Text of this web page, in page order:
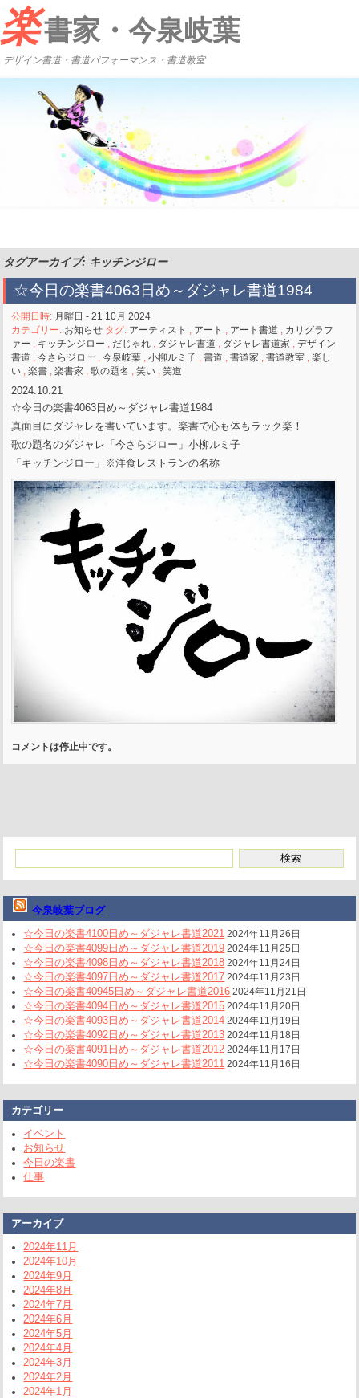
楽書家・今泉岐葉
デザイン書道・書道パフォーマンス・書道教室
タグアーカイブ: キッチンジロー
☆今日の楽書4063日め～ダジャレ書道1984
公開日時: 月曜日 - 21 10月 2024
カテゴリー: お知らせ タグ: アーティスト アート アート書道
カリグラフ
ァー
キッチンジロー だじゃれ ダジャレ書道 ダジャレ書道家 ,デザイン
書道
,今さらジロー ,今泉岐葉 ,小柳ルミ子 ,書道 ,書道家 ,書道教室 ,楽し
い ,楽書 ,楽書家 ,歌の題名 ,笑い ,笑道
2024.10.21
☆今日の楽書4063日め～ダジャレ書道1984
真面目にダジャレを書いています。楽書で心も体もラック楽！
歌の題名のダジャレ「今さらジロー」小柳ルミ子
「キッチンジロー」※洋食レストランの名称
コメントは停止中です。
今泉岐葉ブログ
☆今日の楽書4100日め～ダジャレ書道2021 2024年11月26日
☆今日の楽書4099日め～ダジャレ書道2019 2024年11月25日
☆今日の楽書4098日め～ダジャレ書道2018 2024年11月24日
☆今日の楽書4097日め～ダジャレ書道2017 2024年11月23日
☆今日の楽書40945日め～ダジャレ書道2016 2024年11月21日
☆今日の楽書4094日め～ダジャレ書道2015 2024年11月20日
☆今日の楽書4093日め～ダジャレ書道2014 2024年11月19日
☆今日の楽書4092日め～ダジャレ書道2013 2024年11月18日
☆今日の楽書4091日め～ダジャレ書道2012 2024年11月17日
☆今日の楽書4090日め～ダジャレ書道2011 2024年11月16日
カテゴリー
イベント
お知らせ
今日の楽書
仕事
アーカイブ
2024年11月
2024年10月
2024年9月
2024年8月
2024年7月
2024年6月
2024年5月
2024年4月
2024年3月
2024年2月
2024年1月